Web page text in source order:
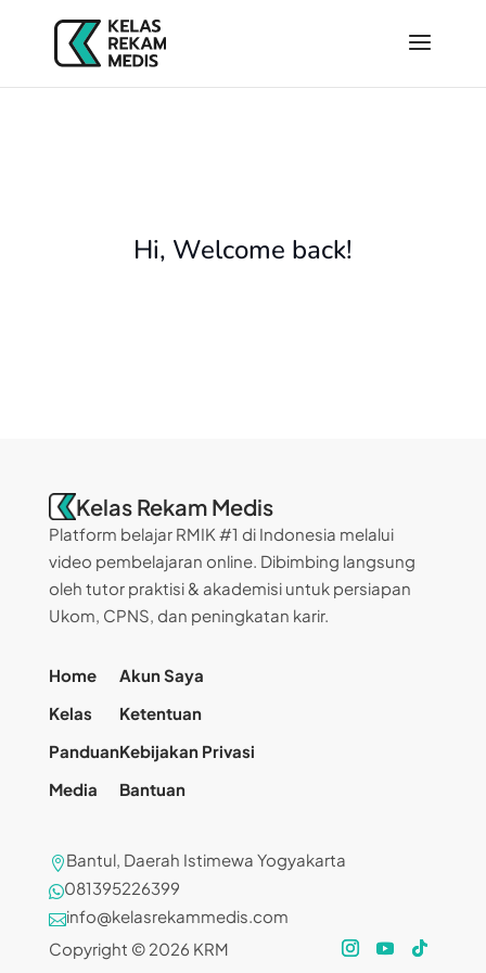
Hi, Welcome back!
Kelas Rekam Medis
Platform belajar RMIK #1 di Indonesia melalui
video pembelajaran online. Dibimbing langsung
oleh tutor praktisi & akademisi untuk persiapan
Ukom, CPNS, dan peningkatan karir.
Home
Kelas
Panduan
Media
Akun Saya
Ketentuan
Kebijakan Privasi
Bantuan
Bantul, Daerah Istimewa Yogyakarta
081395226399
info@kelasrekammedis.com
Copyright © 2026 KRM